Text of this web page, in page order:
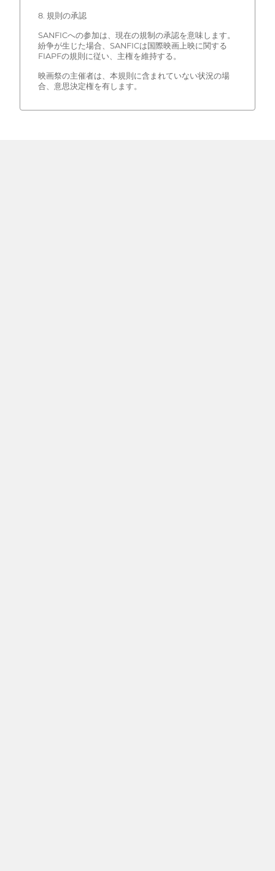
8. 規則の承認
SANFICへの参加は、現在の規制の承認を意味します。
紛争が生じた場合、SANFICは国際映画上映に関する
FIAPFの規則に従い、主権を維持する。
映画祭の主催者は、本規則に含まれていない状況の場
合、意思決定権を有します。